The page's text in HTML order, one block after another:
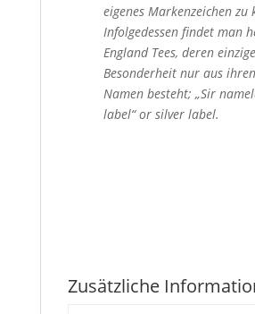
eigenes Markenzeichen zu
Infolgedessen findet man
England Tees, deren einzige
Besonderheit nur aus
Namen besteht; „Sir
label“ or silver label.
Zusätzliche